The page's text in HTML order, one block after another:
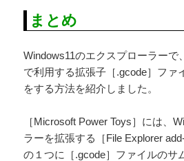
まとめ
Windows11のエクスプローラーで
で利用する拡張子［.gcode］ファ
をする方法を紹介しました。
［Microsoft Power Toys］には、
ラーを拡張する［File Explorer
の１つに［.gcode］ファイルのサ